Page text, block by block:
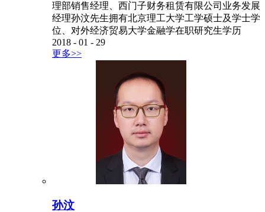
理部销售经理、西门子财务租赁有限公司业务发展
经理孙汶先生拥有北京理工大学工学硕士及学士学
位、对外经济贸易大学金融学在职研究生学历
2018 - 01 - 29
更多>>
孙汶